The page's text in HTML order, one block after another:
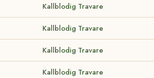
Kallblodig Travare
Kallblodig Travare
Kallblodig Travare
Kallblodig Travare